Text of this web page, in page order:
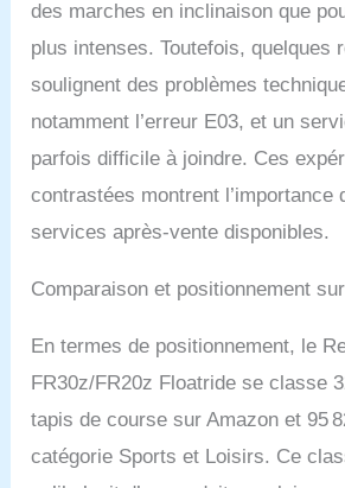
des marches en inclinaison que
plus intenses. Toutefois, quelques
soulignent des problèmes
notamment l’erreur E03, et un
parfois difficile à joindre. Ces
contrastées montrent l’importance
services après-vente disponibles.
Comparaison et positionnement
En termes de positionnement, le
FR30z/FR20z Floatride se classe
tapis de course sur Amazon et 95
catégorie Sports et Loisirs. Ce